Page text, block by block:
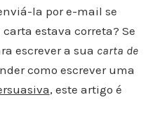
la por e-mail se
estava correta? Se
escrever a sua carta de
como escrever uma
, este artigo é